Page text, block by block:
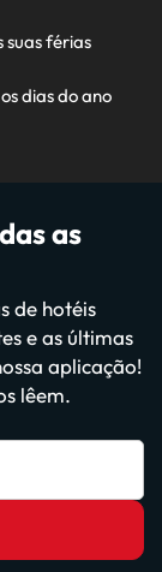
suas férias
dias do ano
as
de hotéis
e as últimas
aplicação!
lêem.